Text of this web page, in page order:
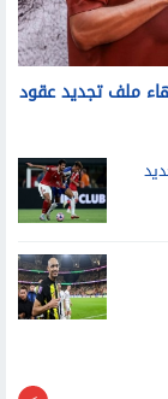
ملف تجديد عقود